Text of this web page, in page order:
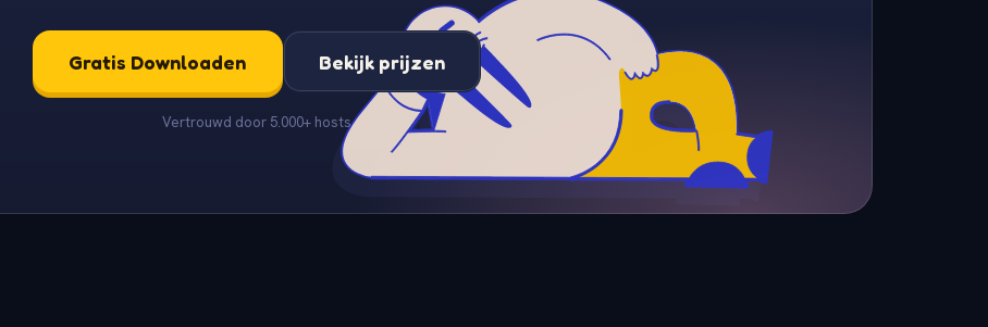
Gratis Downloaden Bekijk prijzen
Vertrouwd door 5.000+ hosts